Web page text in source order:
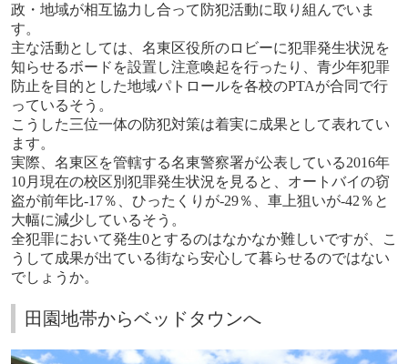
政・地域が相互協力し合って防犯活動に取り組んでいま
す。
主な活動としては、名東区役所のロビーに犯罪発生状況を
知らせるボードを設置し注意喚起を行ったり、青少年犯罪
防止を目的とした地域パトロールを各校のPTAが合同で行
っているそう。
こうした三位一体の防犯対策は着実に成果として表れてい
ます。
実際、名東区を管轄する名東警察署が公表している2016年
10月現在の校区別犯罪発生状況を見ると、オートバイの窃
盗が前年比-17％、ひったくりが-29％、車上狙いが-42 ％と
大幅に減少しているそう。
全犯罪において発生0とするのはなかなか難しいですが、こ
うして成果が出ている街なら安心して暮らせるのではない
でしょうか。
田園地帯からベッドタウンへ